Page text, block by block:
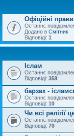
Офіційні
Останнє
Додано в Смітник
Відповіді: 1
Іслам
Останнє
Відповіді: 358
барзах -
Останнє
Відповіді: 10
Чи всі релігії
Останнє
Відповіді: 70